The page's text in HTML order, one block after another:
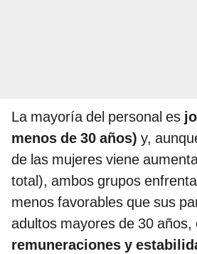
La mayoría del personal es
menos de 30 años) y,
de las mujeres viene
total), ambos grupos
menos favorables que sus
adultos mayores de 30 años,
remuneraciones y